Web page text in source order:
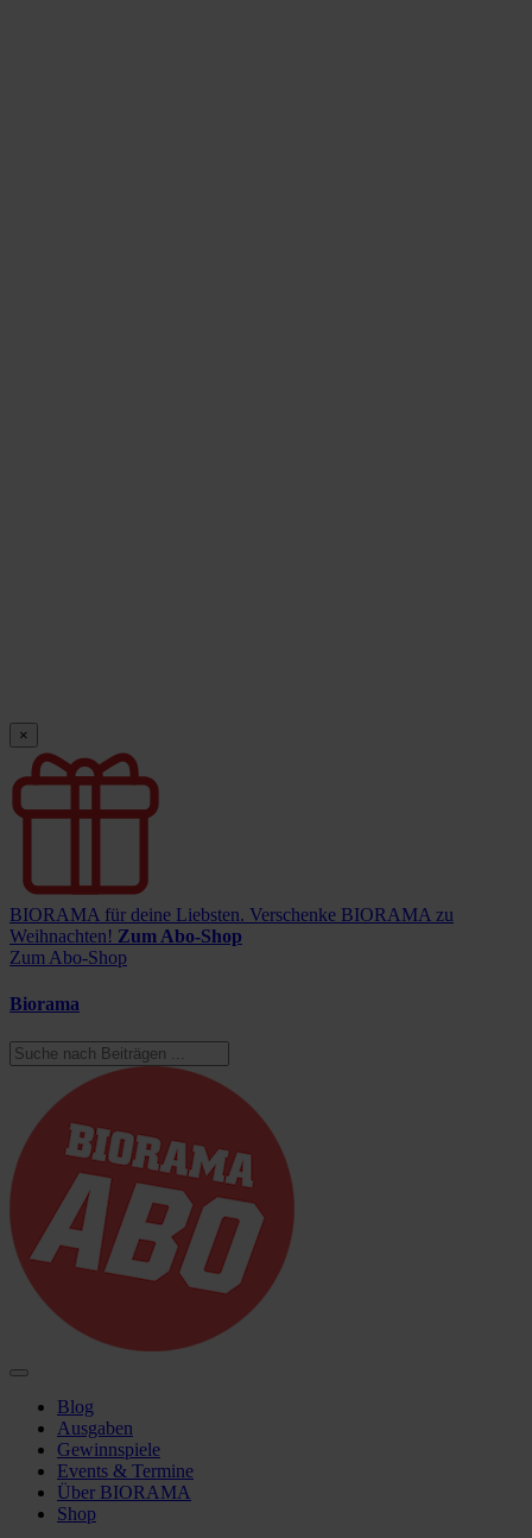
×
BIORAMA für deine Liebsten. Verschenke BIORAMA zu
Weihnachten! Zum Abo-Shop
Zum Abo-Shop
Biorama
Blog
Ausgaben
Gewinnspiele
Events & Termine
Über BIORAMA
Shop